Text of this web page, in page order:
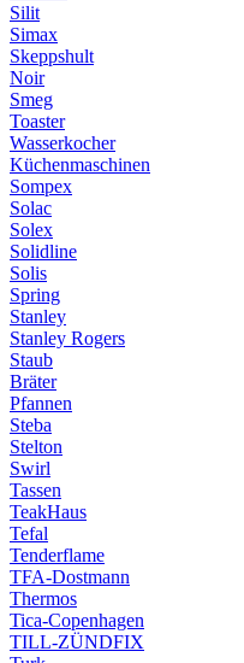
Silit
Simax
Skeppshult
Noir
Smeg
Toaster
Wasserkocher
Küchenmaschinen
Sompex
Solac
Solex
Solidline
Solis
Spring
Stanley
Stanley Rogers
Staub
Bräter
Pfannen
Steba
Stelton
Swirl
Tassen
TeakHaus
Tefal
Tenderflame
TFA-Dostmann
Thermos
Tica-Copenhagen
TILL-ZÜNDFIX